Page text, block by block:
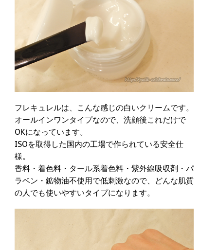
フレキュレルは、こんな感じの白いクリームです。
オールインワンタイプなので、洗顔後これだけで
OKになっています。
ISOを取得した国内の工場で作られている安全仕
様。
香料・着色料・タール系着色料・紫外線吸収剤・パ
ラベン・鉱物油不使用で低刺激なので、どんな肌質
の人でも使いやすいタイプになります。